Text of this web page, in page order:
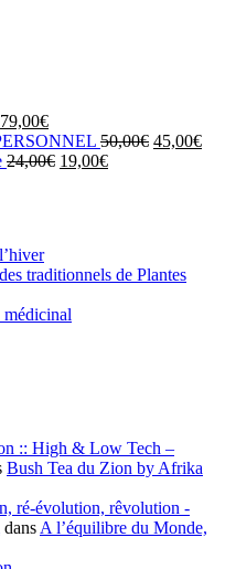
79,00€
50,00€ 45,00€
24,00€ 19,00€
traditionnels de Plantes
médicinal
:: High & Low Tech –
Bush Tea du Zion by Afrika
ré-évolution, rêvolution -
dans A l’équilibre du Monde,